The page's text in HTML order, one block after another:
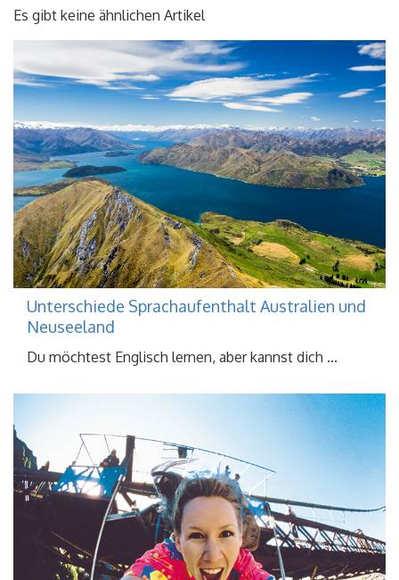
Es gibt keine ähnlichen Artikel
Unterschiede Sprachaufenthalt Australien und
Neuseeland
Du möchtest Englisch lernen, aber kannst dich ...